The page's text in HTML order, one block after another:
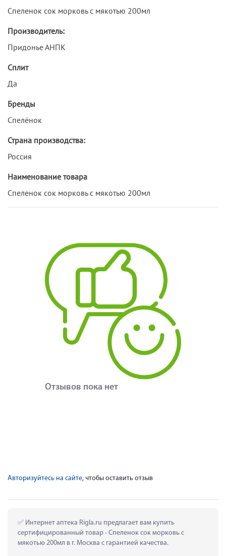
Спеленок сок морковь с мякотью 200мл
Производитель:
Придонье АНПК
Сплит
Да
Бренды
Спелёнок
Страна производства:
Россия
Наименование товара
Спеленок сок морковь с мякотью 200мл
Отзывов пока нет
Авторизуйтесь на сайте, чтобы оставить отзыв
Интернет аптека Rigla.ru предлагает вам купить
сертифицированный товар - Спеленок сок морковь с
мякотью 200мл в г. Москва с гарантией качества.